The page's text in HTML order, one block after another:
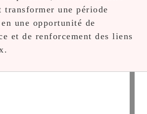
transformer une période
une opportunité de
et de renforcement des liens